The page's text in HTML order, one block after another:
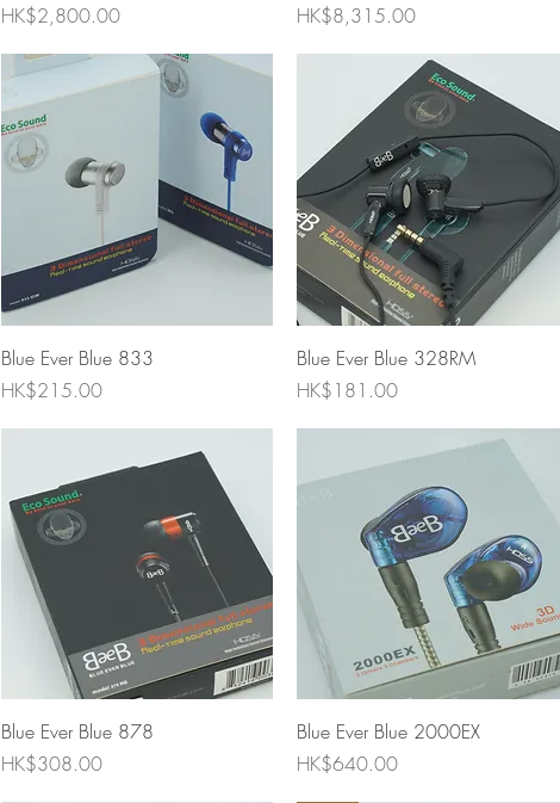
價格
HK$2,800.00
價格
HK$8,315.00
快速瀏覽
Blue Ever Blue 833
價格
HK$215.00
快速瀏覽
Blue Ever Blue 328RM
價格
HK$181.00
快速瀏覽
Blue Ever Blue 878
價格
HK$308.00
快速瀏覽
Blue Ever Blue 2000EX
價格
HK$640.00